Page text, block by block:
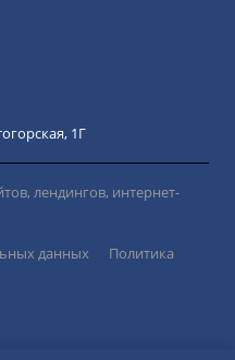
1Г
лендингов, интернет-
данных
Политика